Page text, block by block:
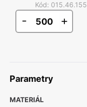
Kód: 015.46.155
- +
Parametry
MATERIÁL